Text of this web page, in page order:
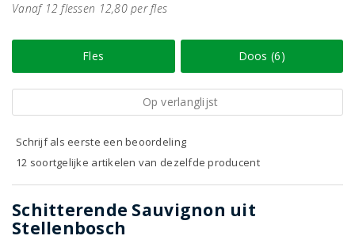
Vanaf 12 flessen 12,80 per fles
Fles Doos (6)
Op verlanglijst
Schrijf als eerste een beoordeling
12 soortgelijke artikelen van dezelfde producent
Schitterende Sauvignon uit
Stellenbosch